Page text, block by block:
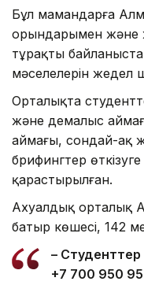
Бұл мамандарға
орындарымен және
тұрақты байланыста
мәселелерін жедел
Орталықта
және демалыс
аймағы, сондай-ақ
брифингтер
қарастырылған.
Ахуалдық орталық
батыр көшесі, 142
–
+7 700 950